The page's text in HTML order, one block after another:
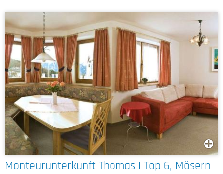
Monteurunterkunft Thomas | Top 6, Mösern